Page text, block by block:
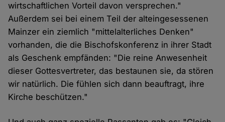
wirtschaftlichen Vorteil davon versprechen."
Außerdem sei bei einem Teil der alteingesessenen
Mainzer ein ziemlich "mittelalterliches Denken"
vorhanden, die die Bischofskonferenz in ihrer Stadt
als Geschenk empfänden: "Die reine Anwesenheit
dieser Gottesvertreter, das bestaunen sie, da stören
wir natürlich. Die fühlen sich dann beauftragt, ihre
Kirche beschützen."